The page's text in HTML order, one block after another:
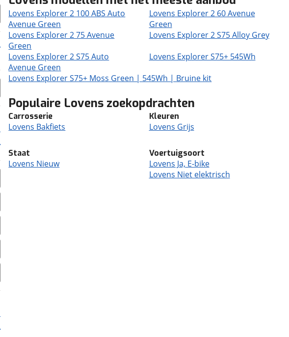
Lovens Explorer 2 100 ABS Auto
Avenue Green
Lovens Explorer 2 60 Avenue
Green
Lovens Explorer 2 75 Avenue
Green
Lovens Explorer 2 S75 Alloy Grey
Lovens Explorer 2 S75 Auto
Avenue Green
Lovens Explorer S75+ 545Wh
Lovens Explorer S75+ Moss Green | 545Wh | Bruine kit
Populaire Lovens zoekopdrachten
Carrosserie
Lovens Bakfiets
Kleuren
Lovens Grijs
Staat
Lovens Nieuw
Voertuigsoort
Lovens Ja, E-bike
Lovens Niet elektrisch